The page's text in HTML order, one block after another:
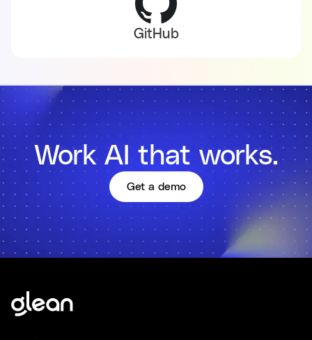
GitHub
Work AI that works.
Get a demo